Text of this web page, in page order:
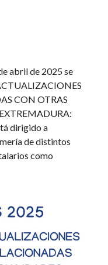
abril de 2025 se
CON OTRAS
dirigido a
de distintos
como